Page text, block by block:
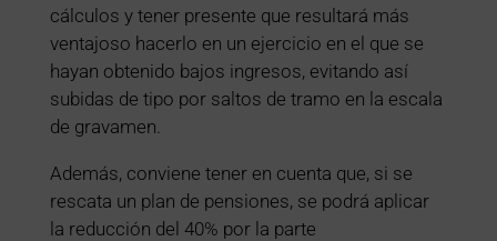
cálculos y tener presente que resultará más
ventajoso hacerlo en un ejercicio en el que se
hayan obtenido bajos ingresos, evitando así
subidas de tipo por saltos de tramo en la escala
de gravamen.
Además, conviene tener en cuenta que, si se
rescata un plan de pensiones, se podrá aplicar
la reducción del 40% por la parte